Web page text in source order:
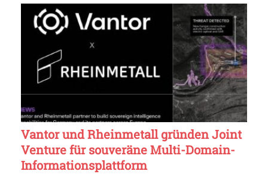
Vantor und Rheinmetall gründen Joint
Venture für souveräne Multi-Domain-
Informationsplattform